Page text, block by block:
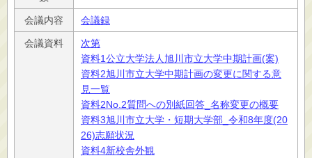
会議内容 会議録
会議資料
次第
資料1公立大学法人旭川市立大学中期計画(案)
資料2旭川市立大学中期計画の変更に関する意
見一覧
資料2No.2質問への別紙回答_名称変更の概要
資料3旭川市立大学・短期大学部_令和8年度(20
26)志願状況
資料4新校舎外観